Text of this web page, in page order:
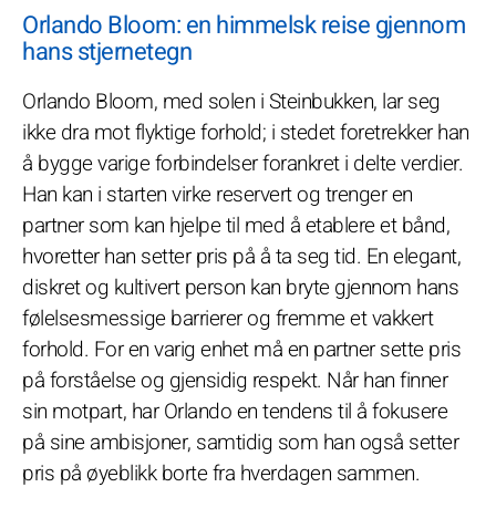
Orlando Bloom: en himmelsk reise gjennom
hans stjernetegn
Orlando Bloom, med solen i Steinbukken, lar seg
ikke dra mot flyktige forhold; i stedet foretrekker han
å bygge varige forbindelser forankret i delte verdier.
Han kan i starten virke reservert og trenger en
partner som kan hjelpe til med å etablere et bånd,
hvoretter han setter pris på å ta seg tid. En elegant,
diskret og kultivert person kan bryte gjennom hans
følelsesmessige barrierer og fremme et vakkert
forhold. For en varig enhet må en partner sette pris
på forståelse og gjensidig respekt. Når han finner
sin motpart, har Orlando en tendens til å fokusere
på sine ambisjoner, samtidig som han også setter
pris på øyeblikk borte fra hverdagen sammen.